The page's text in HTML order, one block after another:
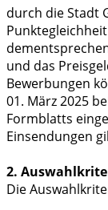
durch die Stadt
und das
Bewerbungen
01. März 2025
Formblatts
Einsendungen
2.
Die